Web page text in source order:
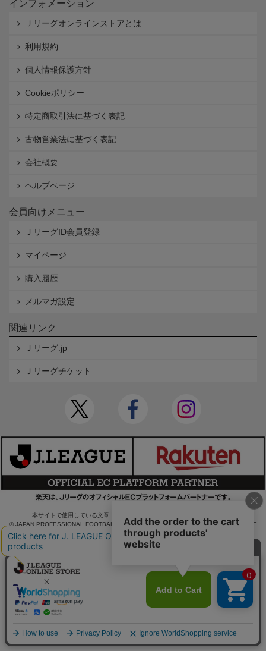
インフォメーション
Ｊリーグオンラインストアとは
利用規約
個人情報保護方針
Cookieポリシー
特定商取引法に基づく表記
古物営業法に基づく表記
会社概要
ヘルプページ
会員向けメニュー
ＪリーグID会員登録
マイページ
購入履歴
メルマガ設定
関連リンク
Ｊリーグ.jp
Ｊリーグチケット
本サイトで使用している文章・画像等の無断での複製・転載を禁止します。
© JAPAN PROFESSIONAL FOOTBALL LEAGUE Rakuten Group, Inc. ALL RIGHTS RE
SERVED.